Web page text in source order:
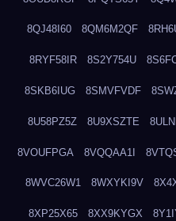
8QJ48I60 8QM6M2QF
8RYF58IR 8S2Y754U
8SKB6IUG 8SMVFVDF
8U58PZ5Z 8U9XSZTE
8VOUFPGA 8VQQAA1I
8WVC26W1 8WXYKI9V
8XP25X65 8XX9KYGX